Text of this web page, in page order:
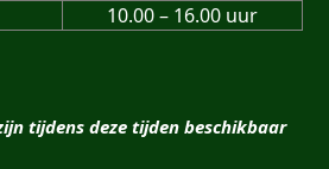
10.00 – 16.00 uur
tijdens deze tijden beschikbaar